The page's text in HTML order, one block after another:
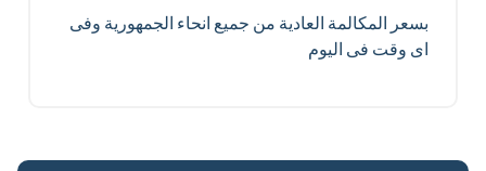
بسعر المكالمة العادية من جميع انحاء الجمهورية وفى
اى وقت فى اليوم